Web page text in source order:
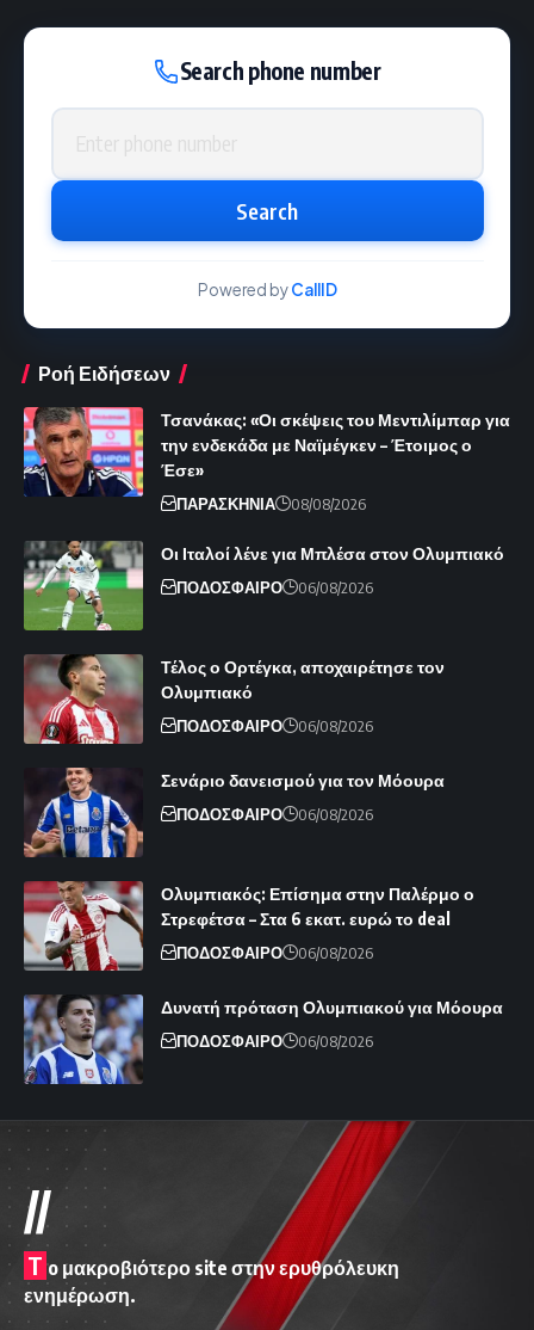
Search phone number
Phone number
Search
Powered byCallID
Ροή Ειδήσεων
Τσανάκας: «Οι σκέψεις του Μεντιλίμπαρ για
την ενδεκάδα με Ναϊμέγκεν – Έτοιμος ο
Έσε»
ΠΑΡΑΣΚΗΝΙΑ 08/08/2026
Οι Ιταλοί λένε για Μπλέσα στον Ολυμπιακό
ΠΟΔΟΣΦΑΙΡΟ 06/08/2026
Τέλος ο Ορτέγκα, αποχαιρέτησε τον
Ολυμπιακό
ΠΟΔΟΣΦΑΙΡΟ 06/08/2026
Σενάριο δανεισμού για τον Μόουρα
ΠΟΔΟΣΦΑΙΡΟ 06/08/2026
Ολυμπιακός: Επίσημα στην Παλέρμο ο
Στρεφέτσα – Στα 6 εκατ. ευρώ το deal
ΠΟΔΟΣΦΑΙΡΟ 06/08/2026
Δυνατή πρόταση Ολυμπιακού για Μόουρα
ΠΟΔΟΣΦΑΙΡΟ 06/08/2026
//
T o μακροβιότερο site στην ερυθρόλευκη
ενημέρωση.